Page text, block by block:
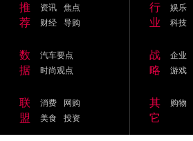
推
荐
资讯
焦点
财经
导购
行
业
娱乐
科技
数
据
汽车要点
时尚观点
战
略
企业
游戏
联
盟
消费
网购
美食
投资
其
它
购物